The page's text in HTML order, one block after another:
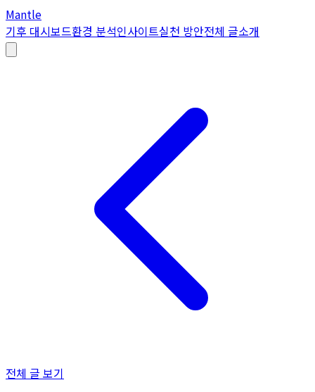
Mantle
기후 대시보드환경 분석인사이트실천 방안전체 글소개
전체 글 보기